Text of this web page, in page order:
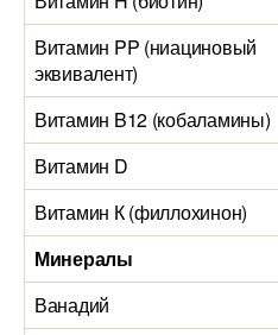
Витамин PP (ниациновый
эквивалент)
Витамин B12 (кобаламины)
Витамин D
Витамин К (филлохинон)
Минералы
Ванадий